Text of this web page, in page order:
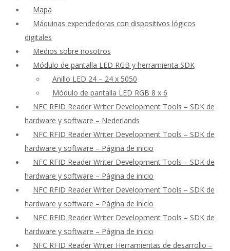
Mapa
Máquinas expendedoras con dispositivos lógicos
digitales
Medios sobre nosotros
Módulo de pantalla LED RGB y herramienta SDK
Anillo LED 24 – 24 x 5050
Módulo de pantalla LED RGB 8 x 6
NFC RFID Reader Writer Development Tools – SDK de
hardware y software – Nederlands
NFC RFID Reader Writer Development Tools – SDK de
hardware y software – Página de inicio
NFC RFID Reader Writer Development Tools – SDK de
hardware y software – Página de inicio
NFC RFID Reader Writer Development Tools – SDK de
hardware y software – Página de inicio
NFC RFID Reader Writer Development Tools – SDK de
hardware y software – Página de inicio
NFC RFID Reader Writer Herramientas de desarrollo –